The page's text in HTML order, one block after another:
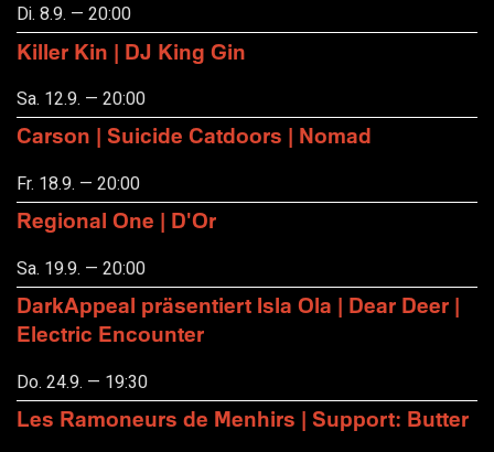
Di. 8.9. — 20:00
Killer Kin | DJ King Gin
Sa. 12.9. — 20:00
Carson | Suicide Catdoors | Nomad
Fr. 18.9. — 20:00
Regional One | D'Or
Sa. 19.9. — 20:00
DarkAppeal präsentiert Isla Ola | Dear Deer |
Electric Encounter
Do. 24.9. — 19:30
Les Ramoneurs de Menhirs | Support: Butter